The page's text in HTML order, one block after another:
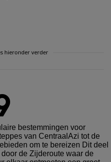
hieronder verder